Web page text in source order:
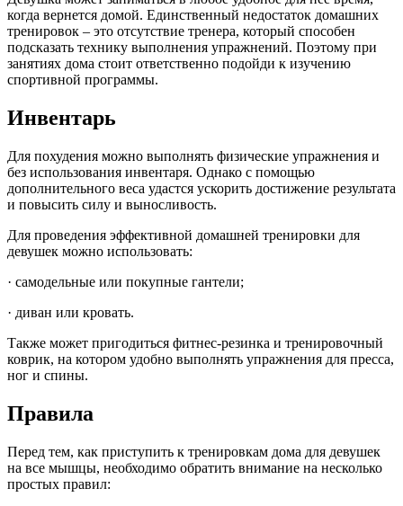
когда вернется домой. Единственный недостаток домашних
тренировок – это отсутствие тренера, который способен
подсказать технику выполнения упражнений. Поэтому при
занятиях дома стоит ответственно подойди к изучению
спортивной программы.
Инвентарь
Для похудения можно выполнять физические упражнения и
без использования инвентаря. Однако с помощью
дополнительного веса удастся ускорить достижение результата
и повысить силу и выносливость.
Для проведения эффективной домашней тренировки для
девушек можно использовать:
· самодельные или покупные гантели;
· диван или кровать.
Также может пригодиться фитнес-резинка и тренировочный
коврик, на котором удобно выполнять упражнения для пресса,
ног и спины.
Правила
Перед тем, как приступить к тренировкам дома для девушек
на все мышцы, необходимо обратить внимание на несколько
простых правил: